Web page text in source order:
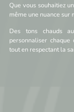
Que vous souhaitiez
même une nuance sur
Des tons chauds
personnaliser
tout en respectant la